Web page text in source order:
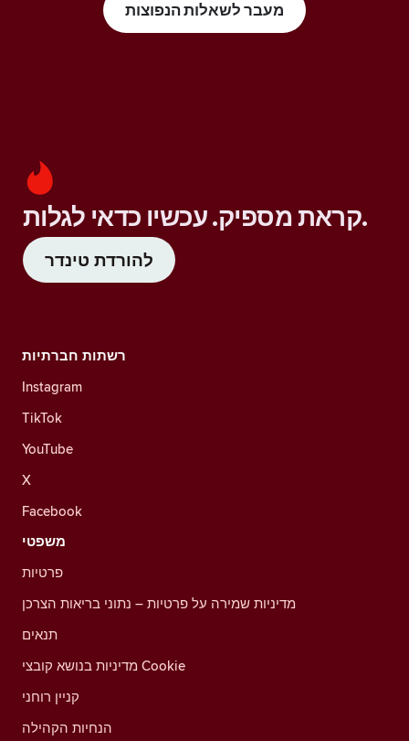
מעבר לשאלות הנפוצות
קראת מספיק. עכשיו כדאי לגלות.
להורדת טינדר
רשתות חברתיות
Instagram
TikTok
YouTube
X
Facebook
משפטי
פרטיות
מדיניות שמירה על פרטיות – נתוני בריאות הצרכן
תנאים
מדיניות בנושא קובצי Cookie
קניין רוחני
הנחיות הקהילה